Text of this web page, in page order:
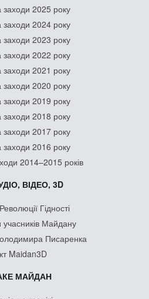
заходи 2025 року
заходи 2024 року
заходи 2023 року
заходи 2022 року
заходи 2021 року
заходи 2020 року
заходи 2019 року
заходи 2018 року
заходи 2017 року
заходи 2016 року
2014–2015 років
ВІДЕО, 3D
Гідності
учасників Майдану
Писаренка
Maidan3D
МАЙДАН